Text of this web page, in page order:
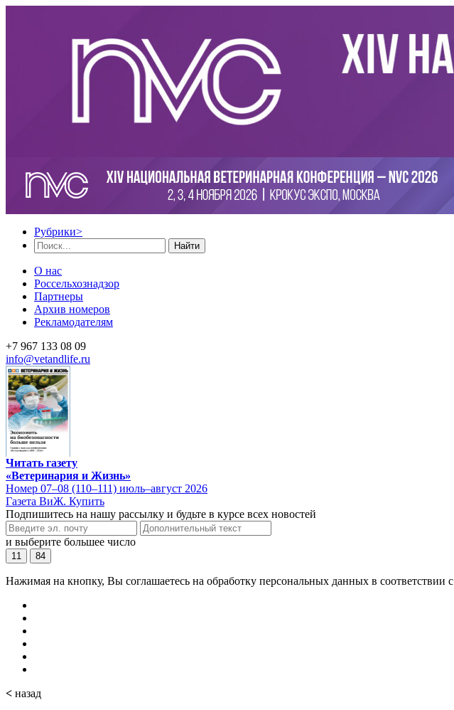
Рубрики>
Найти
О нас
Россельхознадзор
Партнеры
Архив номеров
Рекламодателям
+7 967 133 08 09
info@vetandlife.ru
Читать газету
«Ветеринария и Жизнь»
Номер 07–08 (110–111) июль–август 2026
Газета ВиЖ. Купить
Подпишитесь на нашу рассылку и будьте в курсе всех новостей
и выберите большее число
11 84
Нажимая на кнопку, Вы соглашаетесь на обработку персональных данных в соответствии с
< назад